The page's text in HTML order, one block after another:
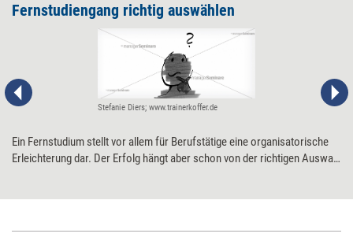
Fernstudiengang richtig auswählen
Stefanie Diers; www.trainerkoffer.de
Ein Fernstudium stellt vor allem für Berufstätige eine organisatorische
Erleichterung dar. Der Erfolg hängt aber schon von der richtigen Auswahl